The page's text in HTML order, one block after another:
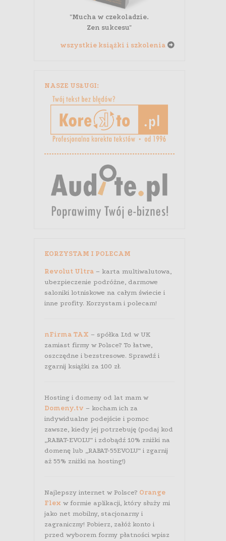
"Mucha w czekoladzie.
Zen sukcesu"
wszystkie książki i szkolenia
NASZE USŁUGI:
KORZYSTAM I POLECAM
Revolut Ultra– karta multiwalutowa,
ubezpieczenie podróżne, darmowe
saloniki lotniskowe na całym świecie i
inne profity. Korzystam i polecam!
nFirma TAX – spółka Ltd w UK
zamiast firmy w Polsce? To łatwe,
oszczędne i bezstresowe. Sprawdź i
zgarnij książki za 100 zł.
Hosting i domeny od lat mam w
Domeny.tv – kocham ich za
indywidualne podejście i pomoc
zawsze, kiedy jej potrzebuję (podaj kod
„RABAT-EVOLU” i zdobądź 10% zniżki na
domenę lub „RABAT-55EVOLU” i zgarnij
aż 55% zniżki na hosting!)
Najlepszy internet w Polsce? Orange
Flex w formie aplikacji, który służy mi
jako net mobilny, stacjonarny i
zagraniczny! Pobierz, załóż konto i
przed wyborem formy płatności wpisz